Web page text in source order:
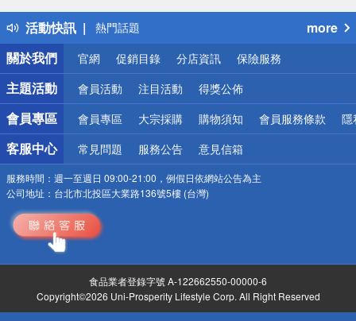
活動快訊
得獎公告
熱門話題
銀行優惠
偏遠地區配送
詐騙網頁！請小心！
more
關於我們
官網 促銷目錄 分店資訊 保險服務
主題活動 會員活動 注目活動 得獎公佈
會員專區 會員專區 大宗採購 購物須知 會員服務條款 隱
客服中心 常見問題 服務公告 意見信箱
服務時間： 週一至週日 09:00-21:00，例假日依網站公告為主
公司地址： 台北市北投區大業路136號5樓 (台灣)
食品業者登錄字號 A-122662550-00000-6
Copyright©2026 Uni-Prosperity Lifestyle Corp. All Right Reserved